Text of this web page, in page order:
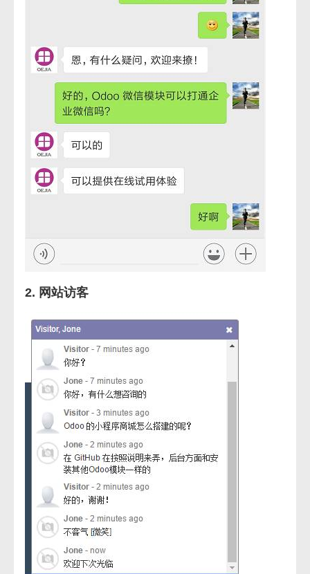
2. 网站访客